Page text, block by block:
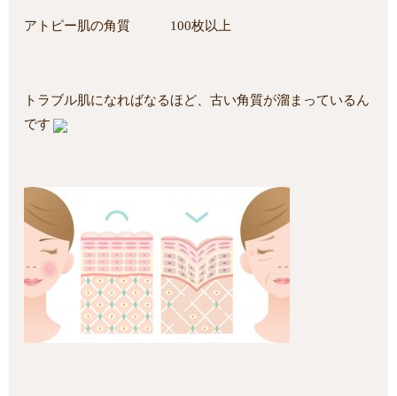
アトピー肌の角質 100枚以上
トラブル肌になればなるほど、古い角質が溜まっているん
です